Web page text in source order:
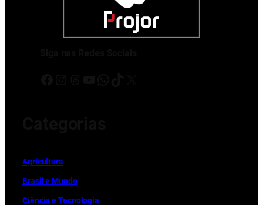
Agricultura
Brasil e Mundo
Ciência e Tecnologia